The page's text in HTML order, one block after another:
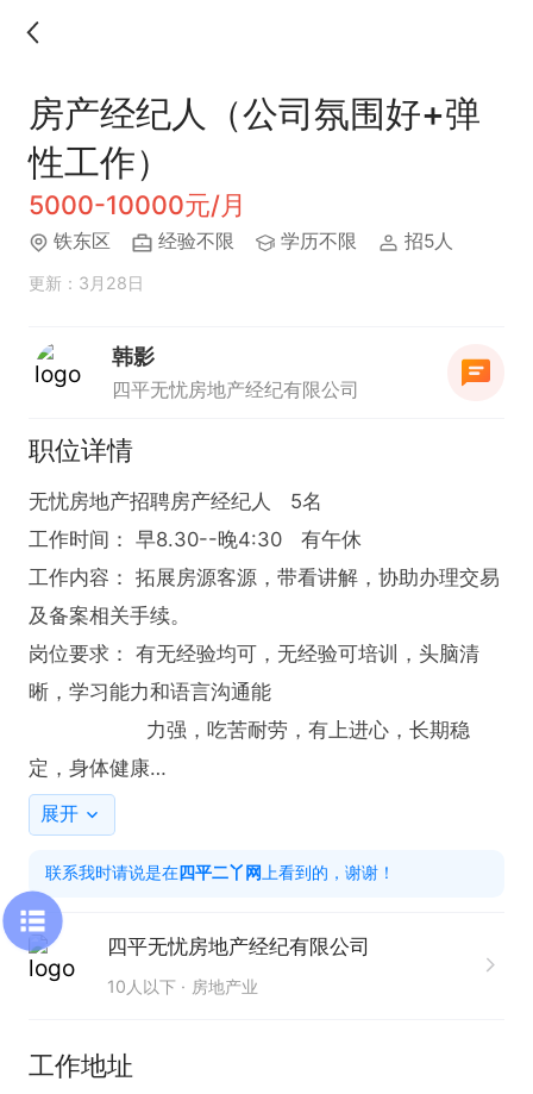
房产经纪人（公司氛围好+弹
性工作）
5000-10000元/月
铁东区 经验不限 学历不限 招5人
更新：3月28日
韩影
四平无忧房地产经纪有限公司
职位详情
无忧房地产招聘房产经纪人   5名
工作时间： 早8.30--晚4:30   有午休
工作内容： 拓展房源客源，带看讲解，协助办理交易
及备案相关手续。
岗位要求： 有无经验均可，无经验可培训，头脑清
晰，学习能力和语言沟通能
                   力强，吃苦耐劳，有上进心，长期稳
定，身体健康
薪资待遇： 综合薪资 5000--10000+公休四天
工作地址： 四平市铁东区七马路街东方居
有意请尽快联系我吧！！
联系我时，请说是在“四平二丫网”看的信息，谢谢
展开
联系我时请说是在四平二丫网 上看到的，谢谢！
四平无忧房地产经纪有限公司
10人以下 房地产业
工作地址